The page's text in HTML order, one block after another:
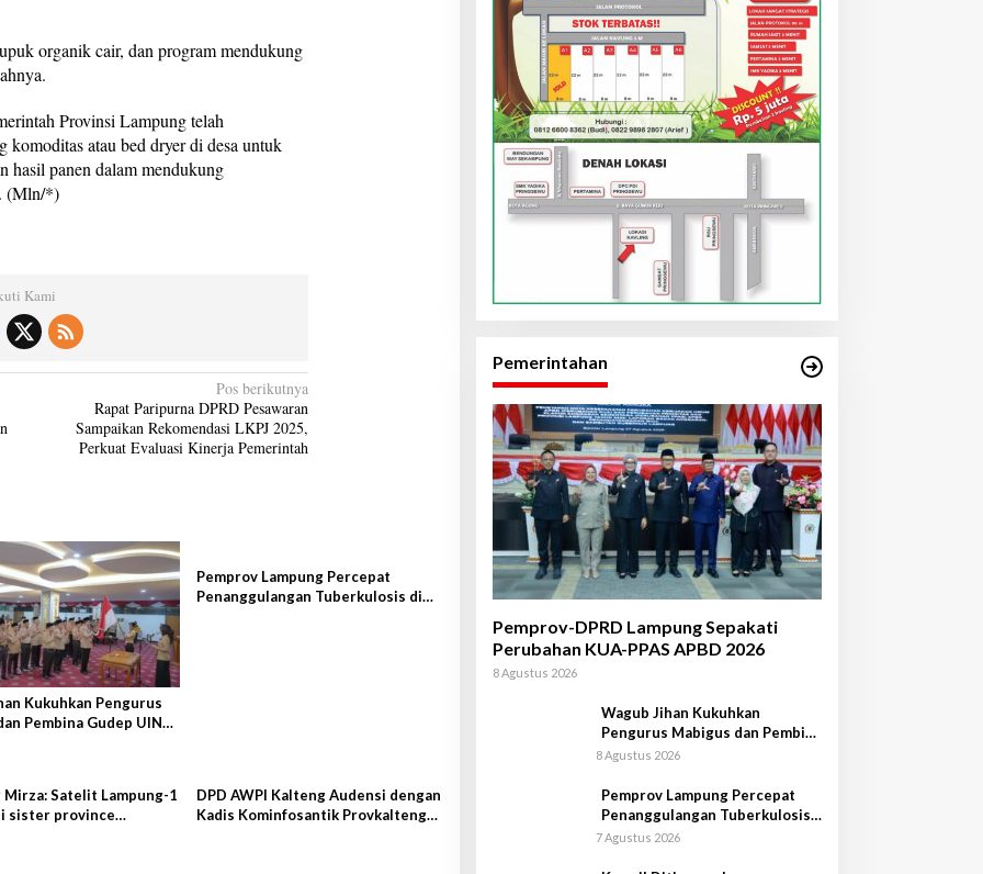
organik cair, dan program mendukung
Provinsi Lampung telah
komoditas atau bed dryer di desa untuk
hasil panen dalam mendukung
(Mln/*)
Kami
Pos berikutnya
Rapat Paripurna DPRD Pesawaran
Sampaikan Rekomendasi LKPJ 2025,
Perkuat Evaluasi Kinerja Pemerintah
Kukuhkan Pengurus
Pembina Gudep UIN
Pemprov Lampung Percepat
Penanggulangan Tuberkulosis di
Satelit Lampung-1
sister province
DPD AWPI Kalteng Audensi dengan
Kadis Kominfosantik Provkalteng
Pemerintahan
Pemprov-DPRD Lampung Sepakati
Perubahan KUA-PPAS APBD 2026
8 Agustus 2026
Wagub Jihan Kukuhkan
Pengurus Mabigus dan Pembina
Gudep UIN Raden Intan
8 Agustus 2026
Pemprov Lampung Percepat
Penanggulangan Tuberkulosis
di Tanggamus
7 Agustus 2026